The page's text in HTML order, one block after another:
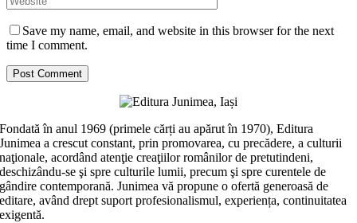
Save my name, email, and website in this browser for the next
time I comment.
Fondată în anul 1969 (primele cărți au apărut în 1970), Editura
Junimea a crescut constant, prin promovarea, cu precădere, a culturii
naţionale, acordând atenţie creaţiilor românilor de pretutindeni,
deschizându-se şi spre culturile lumii, precum şi spre curentele de
gândire contemporană. Junimea vă propune o ofertă generoasă de
editare, având drept suport profesionalismul, experiența, continuitatea
exigentă.